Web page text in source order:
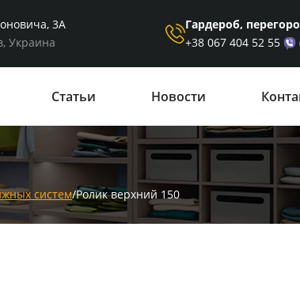
3А
Украина
Гардероб,
+38 067 404 52 55
Статьи Новости
систем/Ролик верхний 150